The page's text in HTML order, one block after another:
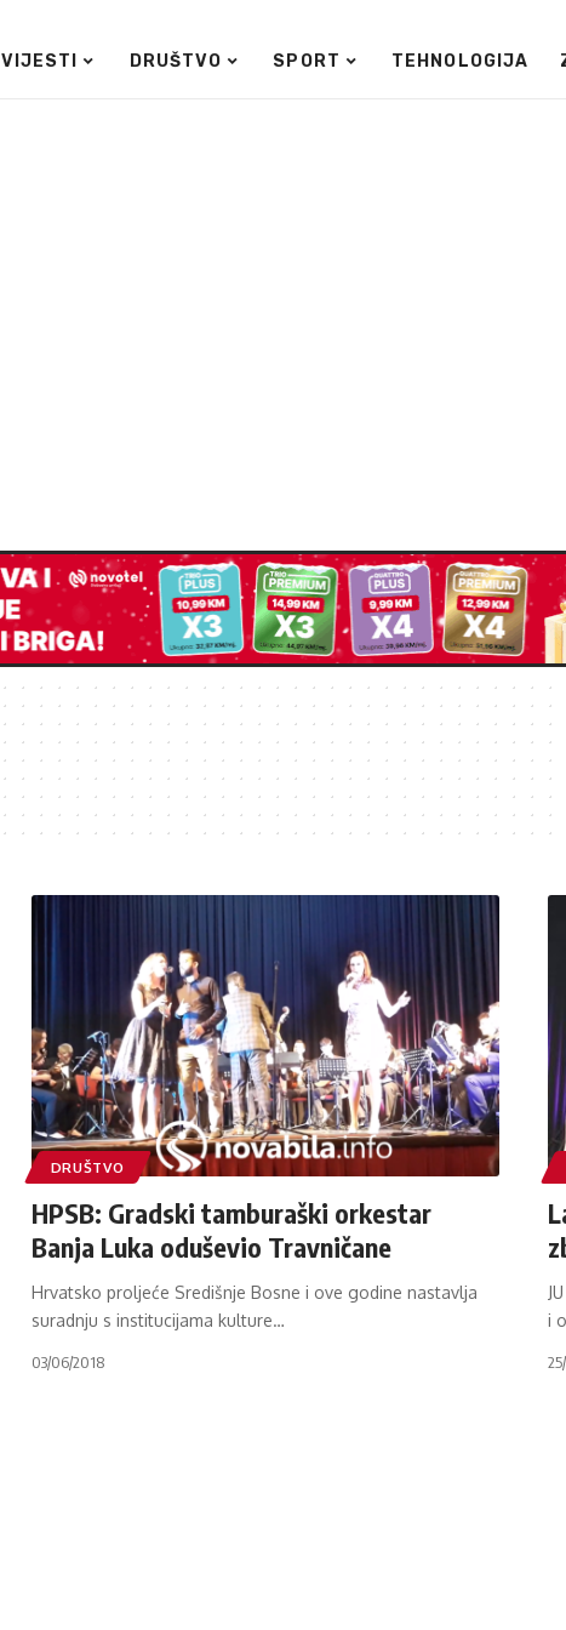
VIJESTI DRUŠTVO SPORT TEHNOLOGIJA
DRUŠTVO
HPSB: Gradski tamburaški orkestar
Banja Luka oduševio Travničane
Hrvatsko proljeće Središnje Bosne i ove godine nastavlja
suradnju s institucijama kulture…
03/06/2018
i